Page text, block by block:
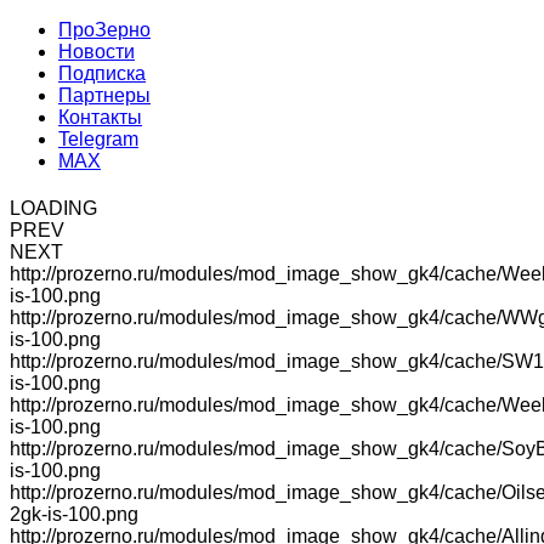
ПроЗерно
Новости
Подписка
Партнеры
Контакты
Telegram
MAX
LOADING
PREV
NEXT
http://prozerno.ru/modules/mod_image_show_gk4/cache/
is-100.png
http://prozerno.ru/modules/mod_image_show_gk4/cache/
is-100.png
http://prozerno.ru/modules/mod_image_show_gk4/cache/
is-100.png
http://prozerno.ru/modules/mod_image_show_gk4/cache/
is-100.png
http://prozerno.ru/modules/mod_image_show_gk4/cache/
is-100.png
http://prozerno.ru/modules/mod_image_show_gk4/cache/
2gk-is-100.png
http://prozerno.ru/modules/mod_image_show_gk4/cache/